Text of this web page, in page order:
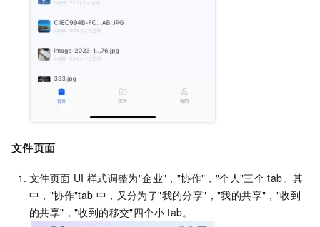
文件页面
文件页面 UI 样式调整为"企业"，"协作"，"个人"三个 tab。其
中，"协作"tab 中，又分为了"我的分享"，"我的共享"，"收到
的共享"，"收到的移交"四个小 tab。